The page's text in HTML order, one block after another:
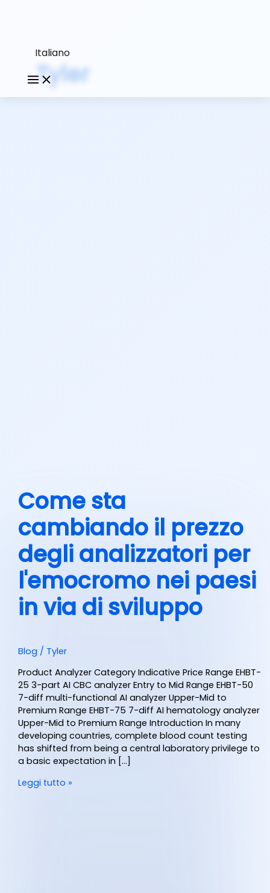
Italiano
Tyler
Come sta
cambiando il prezzo
degli analizzatori per
l'emocromo nei paesi
in via di sviluppo
Blog / Tyler
Product Analyzer Category Indicative Price Range EHBT-
25 3-part AI CBC analyzer Entry to Mid Range EHBT-50
7-diff multi-functional AI analyzer Upper-Mid to
Premium Range EHBT-75 7-diff AI hematology analyzer
Upper-Mid to Premium Range Introduction In many
developing countries, complete blood count testing
has shifted from being a central laboratory privilege to
a basic expectation in […]
Leggi tutto »